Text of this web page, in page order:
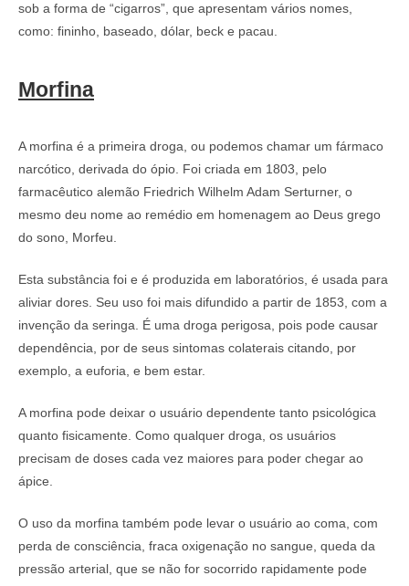
sob a forma de “cigarros”, que apresentam vários nomes,
como: fininho, baseado, dólar, beck e pacau.
Morfina
A morfina é a primeira droga, ou podemos chamar um fármaco
narcótico, derivada do ópio. Foi criada em 1803, pelo
farmacêutico alemão Friedrich Wilhelm Adam Serturner, o
mesmo deu nome ao remédio em homenagem ao Deus grego
do sono, Morfeu.
Esta substância foi e é produzida em laboratórios, é usada para
aliviar dores. Seu uso foi mais difundido a partir de 1853, com a
invenção da seringa. É uma droga perigosa, pois pode causar
dependência, por de seus sintomas colaterais citando, por
exemplo, a euforia, e bem estar.
A morfina pode deixar o usuário dependente tanto psicológica
quanto fisicamente. Como qualquer droga, os usuários
precisam de doses cada vez maiores para poder chegar ao
ápice.
O uso da morfina também pode levar o usuário ao coma, com
perda de consciência, fraca oxigenação no sangue, queda da
pressão arterial, que se não for socorrido rapidamente pode